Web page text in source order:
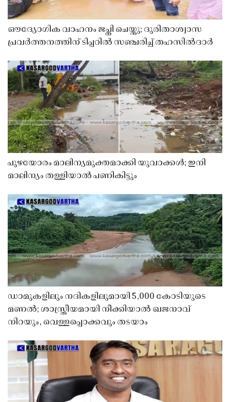
ഔദ്യോഗിക വാഹനം ജപ്തി ചെയ്തു; ദുരിതാശ്വാസ
പ്രവർത്തനത്തിന് ടിപ്പറിൽ സഞ്ചരിച്ച് തഹസിൽദാർ
പുഴയോരം മാലിന്യമുക്തമാക്കി യുവാക്കൾ; ഇനി
മാലിന്യം തള്ളിയാൽ പണികിട്ടും
ഡാമുകളിലും നദികളിലുമായി 5,000 കോടിയുടെ
മണൽ; ശാസ്ത്രീയമായി നീക്കിയാൽ ഖജനാവ്
നിറയും, വെള്ളപ്പൊക്കവും തടയാം